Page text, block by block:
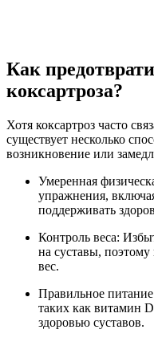
Как
коксартроза?
Хотя коксартроз часто
существует несколько
возникновение или
Умеренная
упражнения,
поддерживать
Контроль веса:
на суставы,
вес.
Правильное
таких как витамин
здоровью суставов.